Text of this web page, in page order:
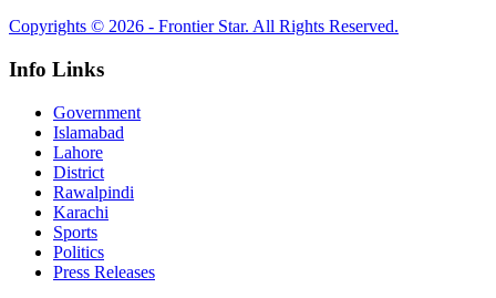
Copyrights © 2026 - Frontier Star. All Rights Reserved.
Info Links
Government
Islamabad
Lahore
District
Rawalpindi
Karachi
Sports
Politics
Press Releases